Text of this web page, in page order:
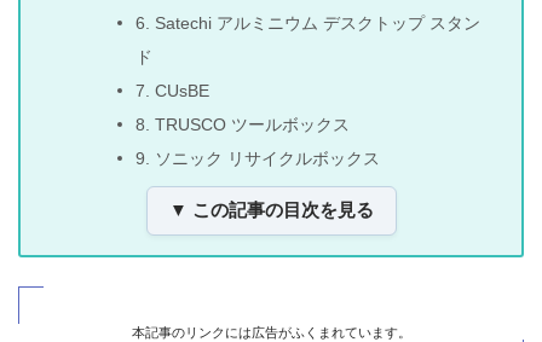
6. Satechi アルミニウム デスクトップ スタン
ド
7. CUsBE
8. TRUSCO ツールボックス
9. ソニック リサイクルボックス
▼ この記事の目次を見る
本記事のリンクには広告がふくまれています。